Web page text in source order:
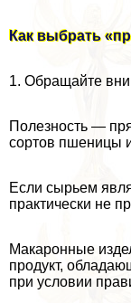
Как выбрать
1. Обращайте
Полезность —
сортов пшеницы
Если сырьем
пpaктически не
Макаронные
продукт,
при условии